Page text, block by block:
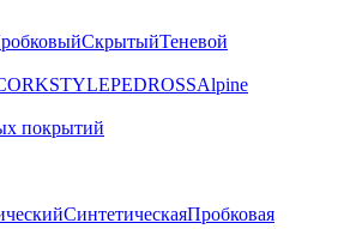
СкрытыйТеневой
PEDROSSAlpine
покрытий
СинтетическаяПробковая